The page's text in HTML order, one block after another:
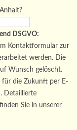
DSGVO:
Kontaktformular zur
werden. Die
Wunsch gelöscht.
für die Zukunft per E-
Detaillierte
Sie in unserer